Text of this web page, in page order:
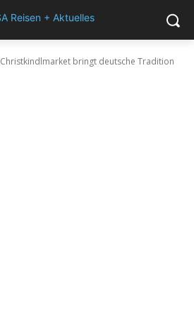
Christkindlmarket bringt deutsche Tradition